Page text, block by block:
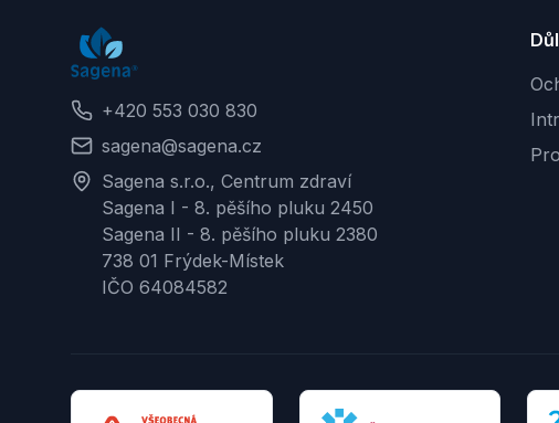
+420 553 030 830
sagena@sagena.cz
Sagena s.r.o., Centrum zdraví
Sagena I - 8. pěšího pluku 2450
Sagena II - 8. pěšího pluku 2380
738 01 Frýdek-Místek
IČO 64084582